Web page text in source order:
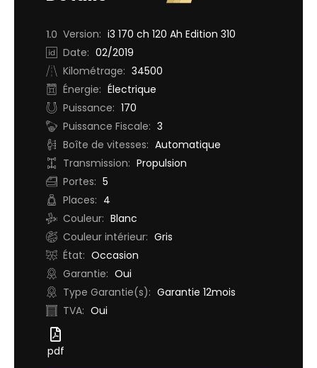
Version: i3 170 ch 120 Ah Edition 310
Date: 02/2019
Kilométrage: 34500
Énergie: Électrique
Puissance: 170
Puissance Fiscale: 3
Boîte de vitesses: Automatique
Transmission: Propulsion
Portes: 5
Places: 4
Couleur: Blanc
Couleur intérieur: Gris
État: Occasion
Garantie: Oui
Type Garantie(s): Garantie 12mois
TVA: Oui
pdf